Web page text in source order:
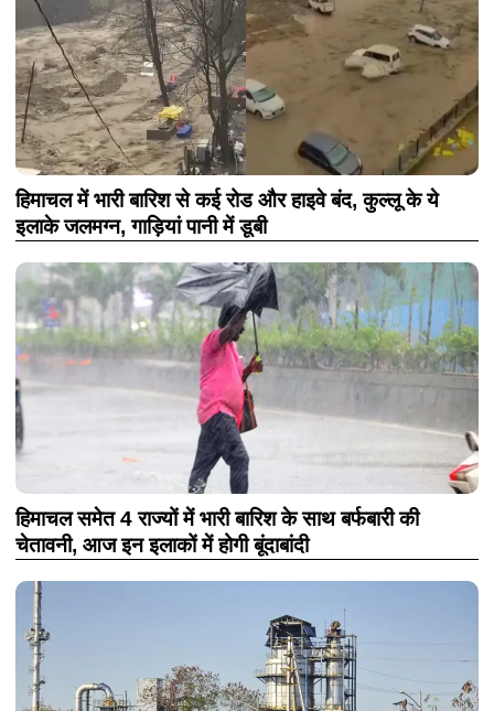
हिमाचल में भारी बारिश से कई रोड और हाइवे बंद, कुल्लू के ये
इलाके जलमग्न, गाड़ियां पानी में डूबी
हिमाचल समेत 4 राज्यों में भारी बारिश के साथ बर्फबारी की
चेतावनी, आज इन इलाकों में होगी बूंदाबांदी